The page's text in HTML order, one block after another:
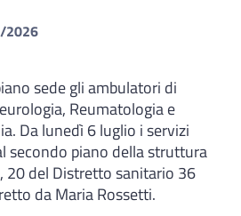
2026
sede gli ambulatori di
Reumatologia e
Da lunedì 6 luglio i servizi
secondo piano della struttura
20 del Distretto sanitario 36
da Maria Rossetti.